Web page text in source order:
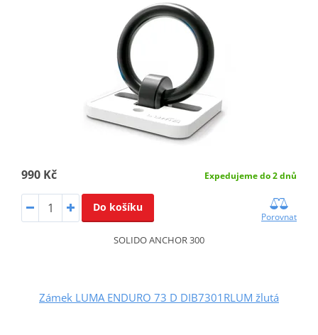
990 Kč Expedujeme do 2 dnů
Do košíku
Porovnat
SOLIDO ANCHOR 300
Zámek LUMA ENDURO 73 D DIB7301RLUM žlutá